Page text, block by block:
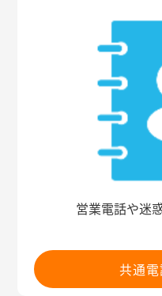
営業電話や迷
共通